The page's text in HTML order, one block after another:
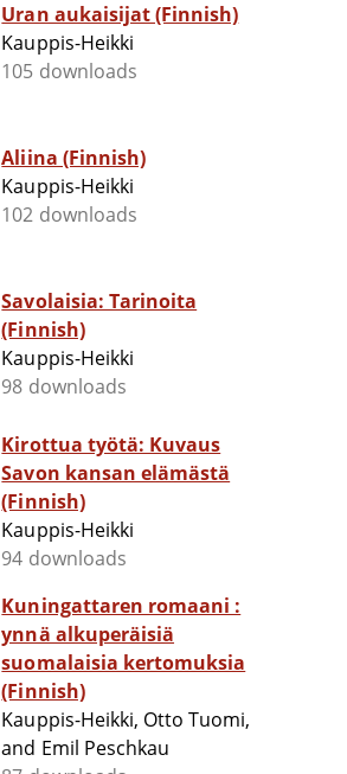
Uran aukaisijat (Finnish)
Kauppis-Heikki
105 downloads
Aliina (Finnish)
Kauppis-Heikki
102 downloads
Savolaisia: Tarinoita
(Finnish)
Kauppis-Heikki
98 downloads
Kirottua työtä: Kuvaus
Savon kansan elämästä
(Finnish)
Kauppis-Heikki
94 downloads
Kuningattaren romaani :
ynnä alkuperäisiä
suomalaisia kertomuksia
(Finnish)
Kauppis-Heikki, Otto Tuomi,
and Emil Peschkau